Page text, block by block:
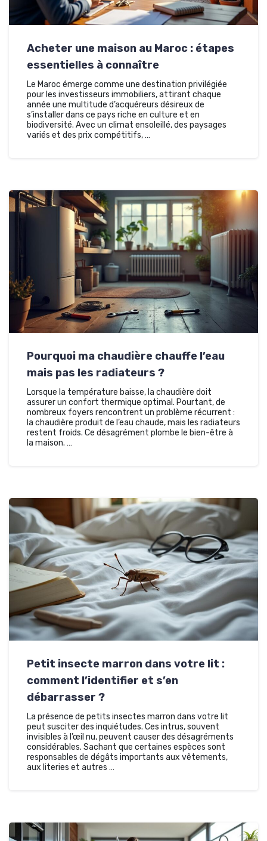
Acheter une maison au Maroc : étapes
essentielles à connaître
Le Maroc émerge comme une destination privilégiée
pour les investisseurs immobiliers, attirant chaque
année une multitude d’acquéreurs désireux de
s’installer dans ce pays riche en culture et en
biodiversité. Avec un climat ensoleillé, des paysages
variés et des prix compétitifs, …
Pourquoi ma chaudière chauffe l’eau
mais pas les radiateurs ?
Lorsque la température baisse, la chaudière doit
assurer un confort thermique optimal. Pourtant, de
nombreux foyers rencontrent un problème récurrent :
la chaudière produit de l’eau chaude, mais les radiateurs
restent froids. Ce désagrément plombe le bien-être à
la maison. …
Petit insecte marron dans votre lit :
comment l’identifier et s’en
débarrasser ?
La présence de petits insectes marron dans votre lit
peut susciter des inquiétudes. Ces intrus, souvent
invisibles à l’œil nu, peuvent causer des désagréments
considérables. Sachant que certaines espèces sont
responsables de dégâts importants aux vêtements,
aux literies et autres …